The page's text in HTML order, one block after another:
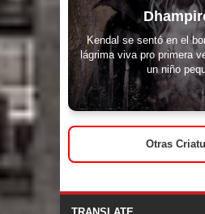
Kendal se sentó en el
lágrima viva pro primera
un niño
Otras